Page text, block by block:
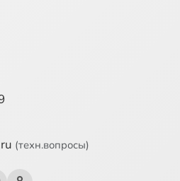
(техн.вопросы)